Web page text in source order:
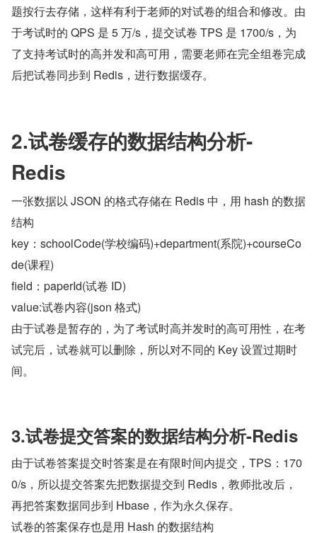
题按行去存储，这样有利于老师的对试卷的组合和修改。由
于考试时的 QPS 是 5 万/s，提交试卷 TPS 是 1700/s，为
了支持考试时的高并发和高可用，需要老师在完全组卷完成
后把试卷同步到 Redis，进行数据缓存。
2.试卷缓存的数据结构分析-
Redis
一张数据以 JSON 的格式存储在 Redis 中，用 hash 的数据
结构
key：schoolCode(学校编码)+department(系院)+courseCo
de(课程)
field：paperId(试卷 ID)
value:试卷内容(json 格式)
由于试卷是暂存的，为了考试时高并发时的高可用性，在考
试完后，试卷就可以删除，所以对不同的 Key 设置过期时
间。
3.试卷提交答案的数据结构分析-Redis
由于试卷答案提交时答案是在有限时间内提交，TPS：170
0/s，所以提交答案先把数据提交到 Redis，教师批改后，
再把答案数据同步到 Hbase，作为永久保存。
试卷的答案保存也是用 Hash 的数据结构